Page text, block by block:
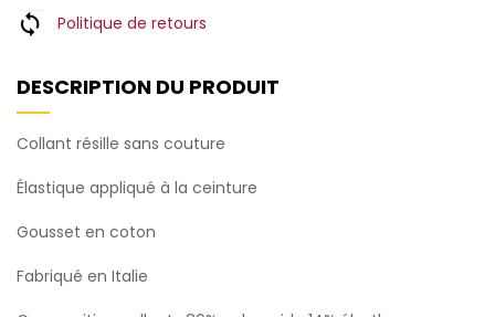
Politique de retours
DESCRIPTION DU PRODUIT
Collant résille sans couture
Élastique appliqué à la ceinture
Gousset en coton
Fabriqué en Italie